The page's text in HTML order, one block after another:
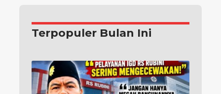
Terpopuler Bulan Ini